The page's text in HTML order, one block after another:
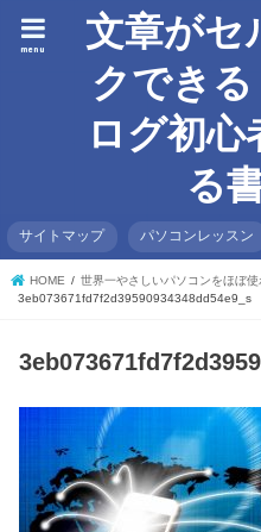
文章がセ
クでき
ログ初心
る
menu
サイトマップ パソコンレッスン
HOME
世界一やさしいパソコンをほぼ使
3eb073671fd7f2d39590934348dd54e9_s